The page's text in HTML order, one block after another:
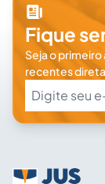
Fique
Seja o primeiro
recentes